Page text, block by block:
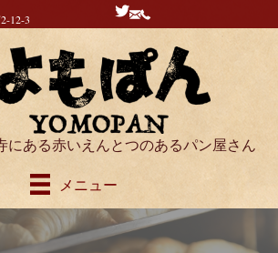
12-3
にある赤いえんとつのあるパン屋さん
メニュー